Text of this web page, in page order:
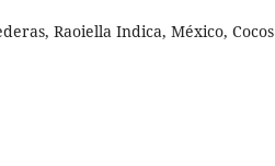
Raoiella Indica, México, Cocos